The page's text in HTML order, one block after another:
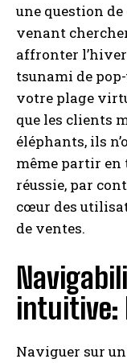
une question
venant
affronter
tsunami de
votre plage
que les clients
éléphants, ils
même partir en
réussie, par
cœur des
de ventes.
intuitive:
Naviguer sur